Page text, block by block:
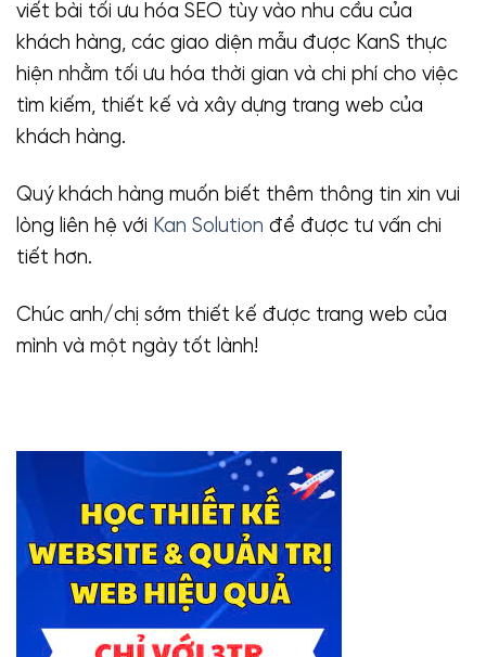
viết bài tối ưu hóa SEO tùy vào nhu cầu của
khách hàng, các giao diện mẫu được KanS thực
hiện nhằm tối ưu hóa thời gian và chi phí cho việc
tìm kiếm, thiết kế và xây dựng trang web của
khách hàng.
Quý khách hàng muốn biết thêm thông tin xin vui
lòng liên hệ với Kan Solution để được tư vấn chi
tiết hơn.
Chúc anh/chị sớm thiết kế được trang web của
mình và một ngày tốt lành!